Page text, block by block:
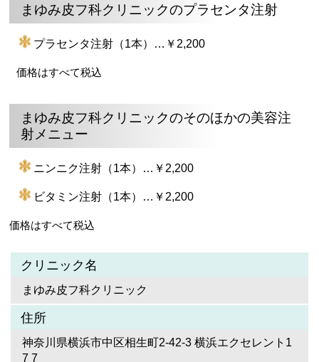
まゆみ皮フ科クリニックのプラセンタ注射
プラセンタ注射（1本）…￥2,200
価格はすべて税込
まゆみ皮フ科クリニックのそのほかの美容注
射メニュー
ニンニク注射（1本）…￥2,200
ビタミン注射（1本）…￥2,200
価格はすべて税込
クリニック名
まゆみ皮フ科クリニック
住所
神奈川県横浜市中区相生町2-42-3 横浜エクセレント1
7 7